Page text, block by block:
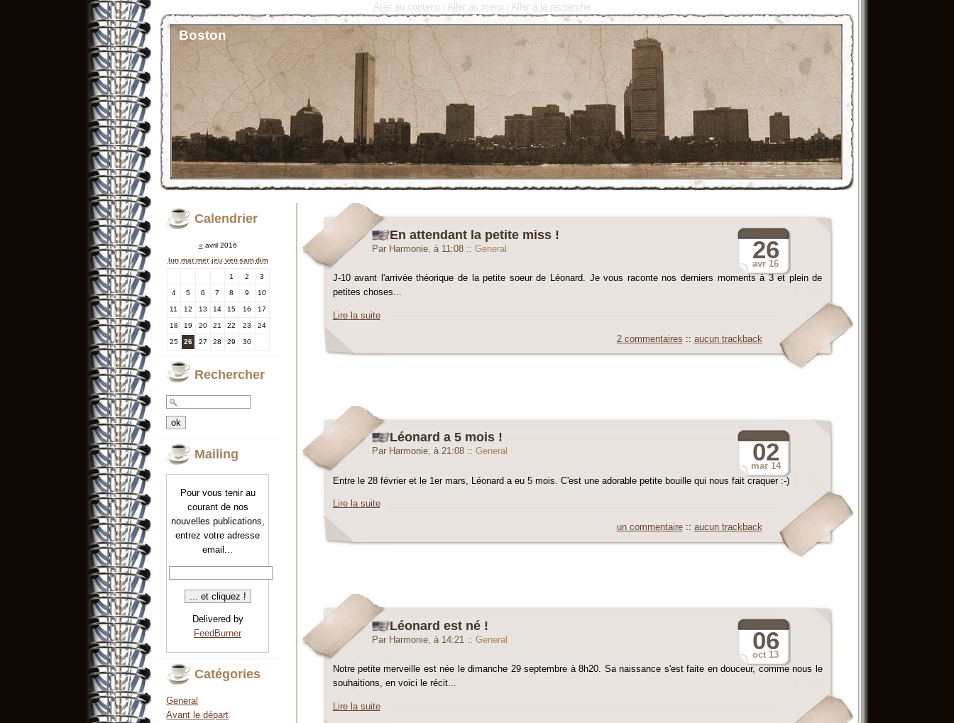
Aller au contenu Aller au menu Aller à la recherche
Boston
Calendrier
« avril 2016
lun mar mer jeu ven sam dim
1 2 3
4 5 6 7 8 9 10
11 12 13 14 15 16 17
18 19 20 21 22 23 24
25 26 27 28 29 30
Rechercher
Mailing
Pour vous tenir au
courant de nos
nouvelles publications,
entrez votre adresse
email...
Delivered by
FeedBurner
Catégories
General
Avant le départ
En attendant la petite miss !
Par Harmonie, à 11:08 :: General 26
avr 16
J-10 avant l'arrivée théorique de la petite soeur de Léonard. Je vous raconte nos derniers moments à 3 et plein de
petites choses...
Lire la suite
2 commentaires :: aucun trackback
Léonard a 5 mois !
Par Harmonie, à 21:08 :: General 02
mar 14
Entre le 28 février et le 1er mars, Léonard a eu 5 mois. C'est une adorable petite bouille qui nous fait craquer :-)
Lire la suite
un commentaire :: aucun trackback
Léonard est né !
Par Harmonie, à 14:21 :: General 06
oct 13
Notre petite merveille est née le dimanche 29 septembre à 8h20. Sa naissance s'est faite en douceur, comme nous le
souhaitions, en voici le récit...
Lire la suite